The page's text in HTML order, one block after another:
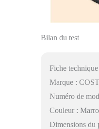
Bilan du test
Fiche technique
Marque :
Numéro de
Couleur :
Dimensions du